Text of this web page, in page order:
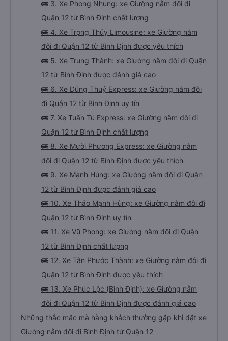
🚌 3. Xe Phong Nhung: xe Giường nằm đôi đi
Quận 12 từ Bình Định chất lượng
🚌 4. Xe Trọng Thủy Limousine: xe Giường nằm
đôi đi Quận 12 từ Bình Định được yêu thích
🚌 5. Xe Trung Thành: xe Giường nằm đôi đi Quận
12 từ Bình Định được đánh giá cao
🚌 6. Xe Dũng Thuỷ Express: xe Giường nằm đôi
đi Quận 12 từ Bình Định uy tín
🚌 7. Xe Tuấn Tú Express: xe Giường nằm đôi đi
Quận 12 từ Bình Định chất lượng
🚌 8. Xe Mười Phương Express: xe Giường nằm
đôi đi Quận 12 từ Bình Định được yêu thích
🚌 9. Xe Mạnh Hùng: xe Giường nằm đôi đi Quận
12 từ Bình Định được đánh giá cao
🚌 10. Xe Thảo Mạnh Hùng: xe Giường nằm đôi đi
Quận 12 từ Bình Định uy tín
🚌 11. Xe Vũ Phong: xe Giường nằm đôi đi Quận
12 từ Bình Định chất lượng
🚌 12. Xe Tân Phước Thành: xe Giường nằm đôi đi
Quận 12 từ Bình Định được yêu thích
🚌 13. Xe Phúc Lộc (Bình Định): xe Giường nằm
đôi đi Quận 12 từ Bình Định được đánh giá cao
Những thắc mắc mà hàng khách thường gặp khi đặt xe
Giường nằm đôi đi Bình Định từ Quận 12